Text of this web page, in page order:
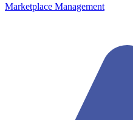
Marketplace Management